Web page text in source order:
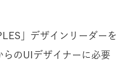
」デザインリーダーを
のUIデザイナーに必要